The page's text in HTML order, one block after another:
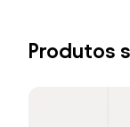
Produtos